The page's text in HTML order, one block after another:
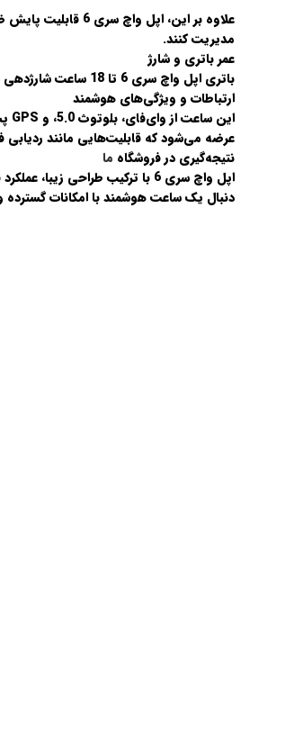
مدیریت کنند.
عمر باتری و شارژ
باتری اپل واچ سری 6 تا 18 ساعت شارژدهی دارد که برای استفاده روزمره مناسب است. همچنین، قابلیت شارژ سریع آن امکان شارژ کامل در کمتر از 1.5 ساعت را فراهم می‌کند.
ارتباطات و ویژگی‌های هوشمند
عرضه می‌شود که قابلیت‌هایی مانند ردیابی
نتیجه‌گیری در فروشگاه ما
اپل واچ سری 6 با ترکیب
دنبال یک ساعت هوشمند با امکانات گسترده